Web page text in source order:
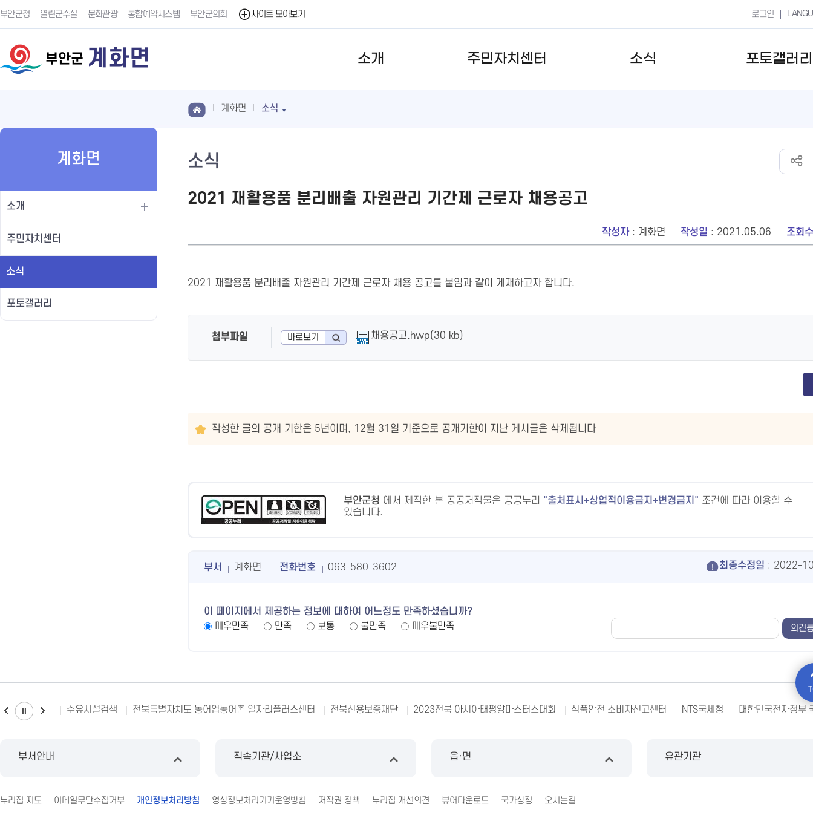
부안군청 열린군수실 문화관광 통합예약시스템 부안군의회 사이트 모아보기 로그인
부안군 계화면 소개 주민자치센터 소식 포토갤러리
계화면
소개
주민자치센터
소식
포토갤러리
계화면 소식
소식
2021 재활용품 분리배출 자원관리 기간제 근로자 채용공고
작성자: 계화면 작성일 : 2021.05.06 조회수
2021 재활용품 분리배출 자원관리 기간제 근로자 채용 공고를 붙임과 같이 게재하고자 합니다.
첨부파일 바로보기 채용공고.hwp(30 kb)
작성한 글의 공개 기한은 5년이며, 12월 31일 기준으로 공개기한이 지난 게시글은 삭제됩니다
부안군청 에서 제작한 본 공공저작물은 공공누리 출처표시+상업적이용금지+변경금지
조건에 따라 이용할 수
있습니다.
부서 계화면 전화번호 063-580-3602 최종수정일 : 2022-
이 페이지에서 제공하는 정보에 대하여 어느정도 만족하셨습니까?
매우만족
만족 보통 불만족 매우불만족
수유시설검색 전북특별자치도 농어업농어촌 일자리플러스센터 전북신용보증재단 2023전북 아시아태평양마스터스대회 식품안전 소비자신고센터 NTS국세청 대한민국전자정부
부서안내 직속기관/사업소 읍·면 유관기관
누리집 지도 이메일무단수집거부 개인정보처리방침 영상정보처리기기운영방침 저작권 정책 누리집 개선의견 뷰어다운로드 국가상징 오시는길